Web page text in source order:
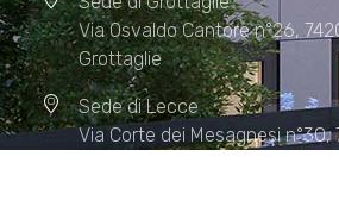
Via Osvaldo Cantore n°26,
Grottaglie
Sede di Lecce
Via Corte dei Mesagnesi n°30,